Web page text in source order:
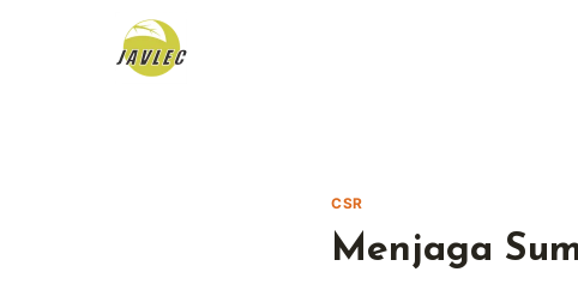
CSR
Menjaga